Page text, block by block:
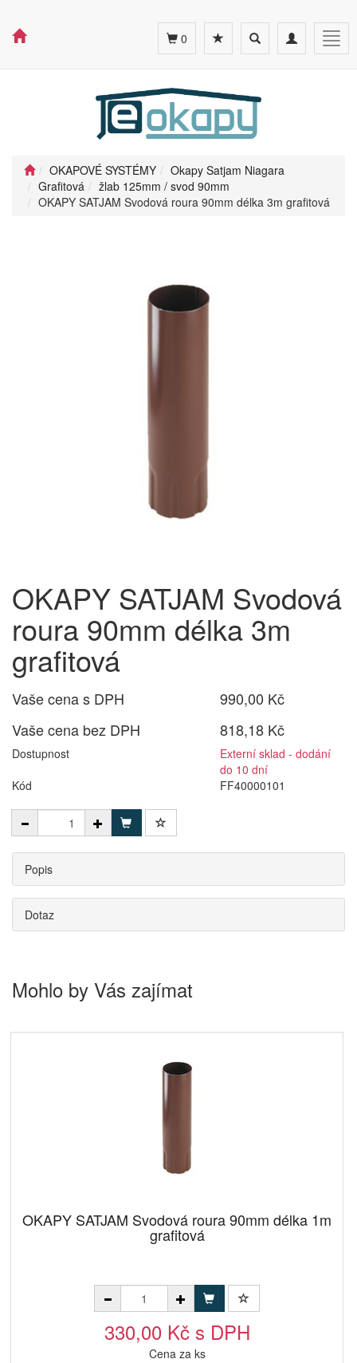
Toggle
navigation
Toggle
search
0
OKAPOVÉ SYSTÉMY
Okapy Satjam Niagara
Grafitová
žlab 125mm / svod 90mm
OKAPY SATJAM Svodová roura 90mm délka 3m grafitová
OKAPY SATJAM Svodová
roura 90mm délka 3m
grafitová
Vaše cena s DPH
990,00 Kč
Vaše cena bez DPH
818,18 Kč
Dostupnost
Externí sklad - dodání
do 10 dní
Kód
FF40000101
Popis
Dotaz
Mohlo by Vás zajímat
OKAPY SATJAM Svodová roura 90mm délka 1m
grafitová
330,00 Kč s DPH
Cena za ks